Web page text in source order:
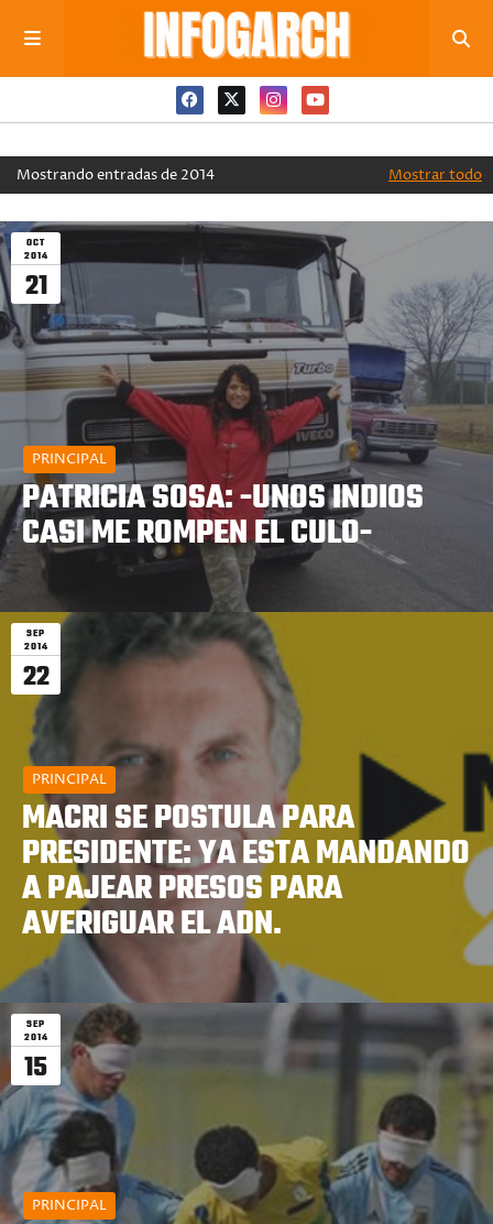
Mostrando entradas de 2014 Mostrar todo
OCT
2014
21
PRINCIPAL
PATRICIA SOSA: -UNOS INDIOS
CASI ME ROMPEN EL CULO-
SEP
2014
22
PRINCIPAL
MACRI SE POSTULA PARA
PRESIDENTE: YA ESTA MANDANDO
A PAJEAR PRESOS PARA
AVERIGUAR EL ADN.
SEP
2014
15
PRINCIPAL